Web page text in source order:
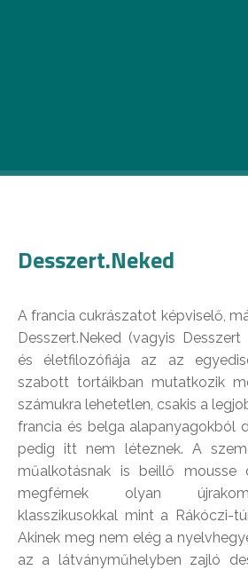
Desszert.Neked
A francia cukrászatot képviselő,
Desszert.Neked (vagyis
és életfilozófiája az az
szabott tortáikban mutatkozik
számukra lehetetlen, csakis a
francia és belga alapanyagokból
pedig itt nem léteznek. A
műalkotásnak is beillő mousse
megférnek olyan
klasszikusokkal mint a Rákóczi-
Akinek meg nem elég a
az a látványműhelyben zajló